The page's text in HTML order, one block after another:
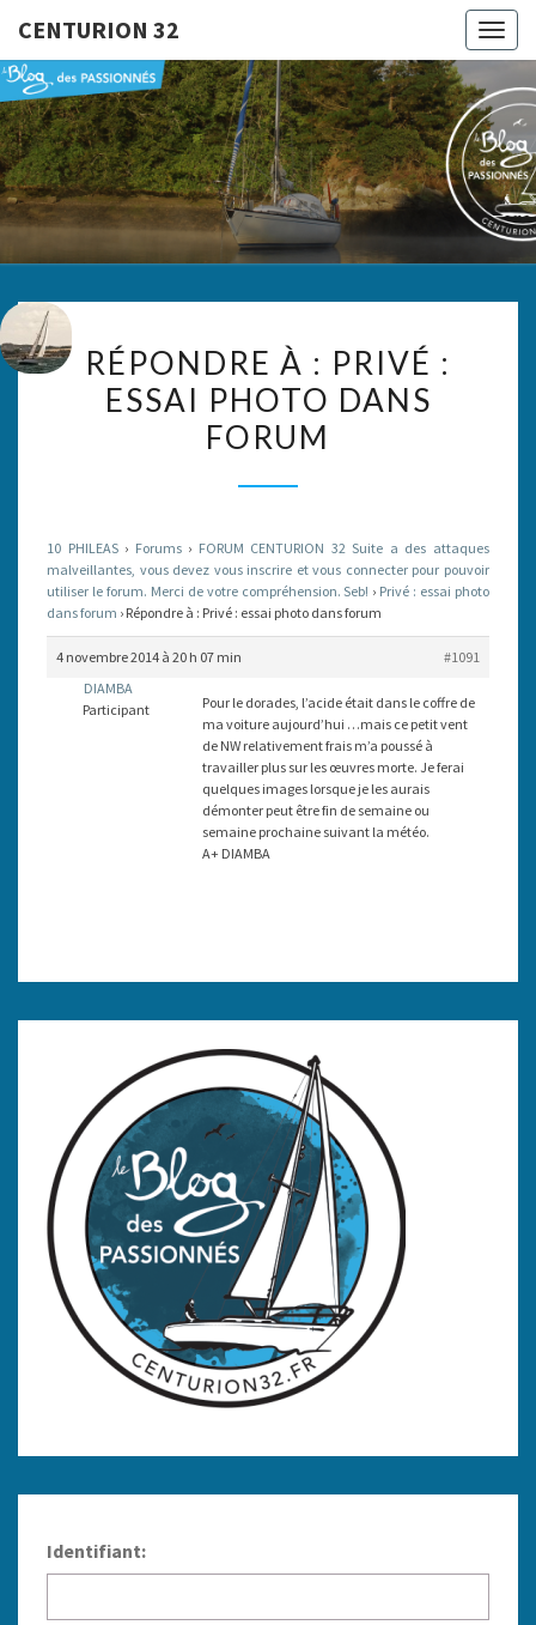
CENTURION 32
32
Le Blog
Des
Passionnés
À :
PRIVÉ :
ESSAI
RÉPONDRE À : PRIVÉ :
ESSAI PHOTO DANS
FORUM
10 PHILEAS › Forums › FORUM CENTURION 32 Suite a des attaques
malveillantes, vous devez vous inscrire et vous connecter pour pouvoir
utiliser le forum. Merci de votre compréhension. Seb! › Privé : essai photo
dans forum › Répondre à : Privé : essai photo dans forum
4 novembre 2014 à 20 h 07 min
#1091
DIAMBA
Participant
Pour le dorades, l’acide était dans le coffre de
ma voiture aujourd’hui …mais ce petit vent
de NW relativement frais m’a poussé à
travailler plus sur les œuvres morte. Je ferai
quelques images lorsque je les aurais
démonter peut être fin de semaine ou
semaine prochaine suivant la météo.
A+ DIAMBA
Identifiant: